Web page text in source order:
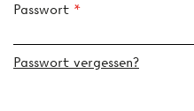
Passwort
Passwort vergessen?